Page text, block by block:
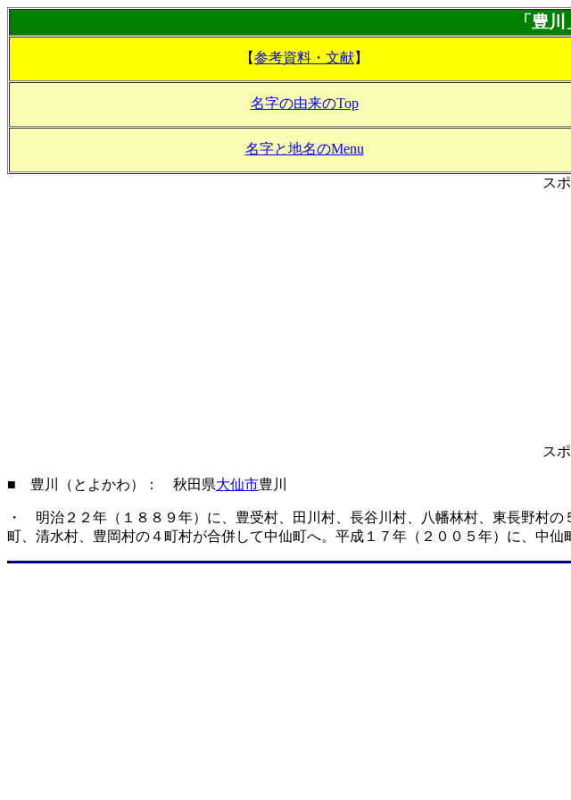
「豊
【参考資料・文献】
名字の由来のTop
名字と地名のMenu
ス
ス
■ 豊川（とよかわ）： 秋田県大仙市豊川
・ 明治２２年（１８８９年）に、豊受村、田川村、長谷川村、八幡林村、東長野村
町、清水村、豊岡村の４町村が合併して中仙町へ。平成１７年（２００５年）に、中